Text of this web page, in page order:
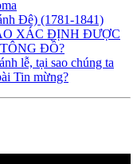
Đê) (1781-1841)
XÁC ĐỊNH ĐƯỢC
ĐỒ?
lễ, tại sao chúng ta
Tin mừng?